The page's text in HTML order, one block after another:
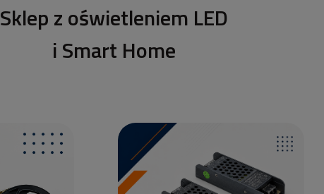
Sklep z oświetleniem LED
i Smart Home